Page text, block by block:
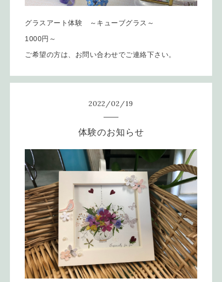
グラスアート体験 ～キューブグラス～
1000円～
ご希望の方は、お問い合わせでご連絡下さい。
2022/02/19
体験のお知らせ